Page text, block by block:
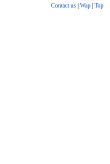
Contact us| Wap| Top